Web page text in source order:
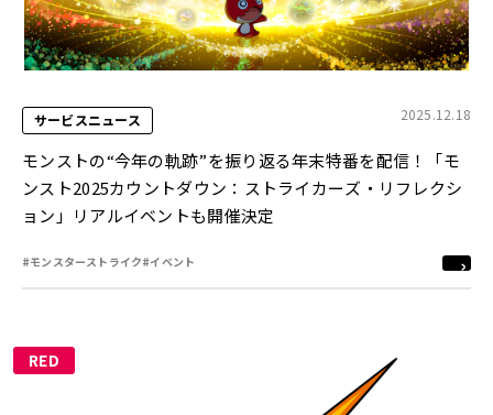
サービスニュース 2025.12.18
モンストの“今年の軌跡”を振り返る年末特番を配信！「モ
ンスト2025カウントダウン：ストライカーズ・リフレクシ
ョン」リアルイベントも開催決定
#モンスターストライク#イベント
RED